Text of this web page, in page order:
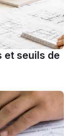
Vidéos
دليل
التوجيه
et seuils de